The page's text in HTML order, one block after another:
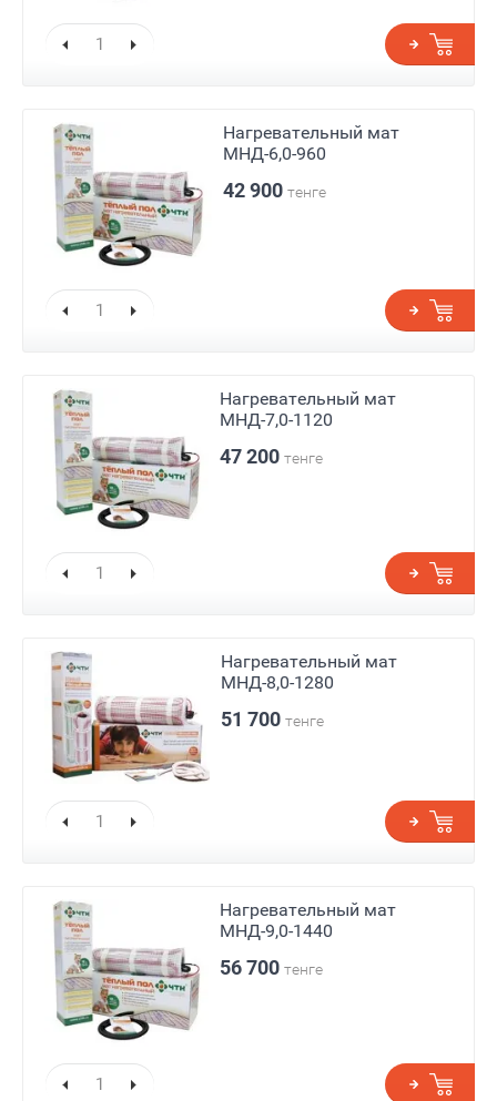
Нагревательный мат
МНД-6,0-960
42 900 тенге
Нагревательный мат
МНД-7,0-1120
47 200 тенге
Нагревательный мат
МНД-8,0-1280
51 700 тенге
Нагревательный мат
МНД-9,0-1440
56 700 тенге